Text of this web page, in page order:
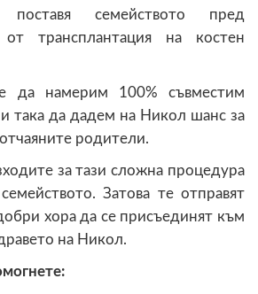
семейството пред
от трансплантация на костен
да намерим 100% съвместим
така да дадем на Никол шанс за
родители.
за тази сложна процедура
Затова те отправят
хора да се присъединят към
на Никол.